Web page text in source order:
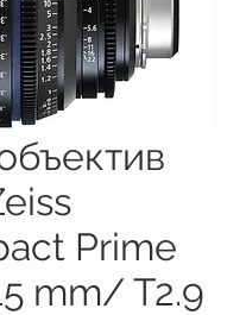
Prime
mm/ T2.9